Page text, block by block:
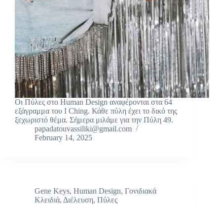
Οι Πύλες στο Human Design αναφέρονται στα 64
εξάγραμμα του I Ching. Κάθε πύλη έχει το δικό της
ξεχωριστό θέμα. Σήμερα μιλάμε για την Πύλη 49.
papadatouvassiliki@gmail.com
February 14, 2025
Gene Keys, Human Design, Γονιδιακά
Κλειδιά, Διέλευση, Πύλες